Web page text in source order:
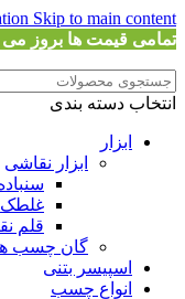
Skip to main content
تمامی قیمت ها بروز می
انتخاب دسته بندی
ابزار
ابزار نقاشی
غلطک
قلم
گان چسب
اسپیسر بتنی
انواع چسب